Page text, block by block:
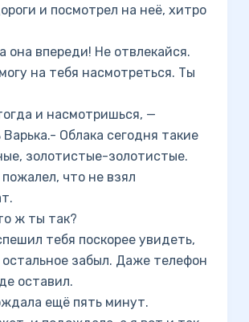
и посмотрел на неё, хитро
она впереди! Не отвлекайся.
на тебя насмотреться. Ты
и насмотришься, —
Облака сегодня такие
золотистые-золотистые.
что не взял
ж ты так?
тебя поскорее увидеть,
остальное забыл. Даже телефон
оставил.
ещё пять минут.